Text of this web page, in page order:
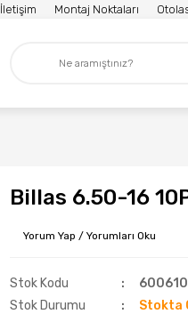
İletişim Montaj Noktaları
Billas 6.50-16
Yorum Yap / Yorumları Oku
Stok Kodu
600610
Stok Durumu
Stokta